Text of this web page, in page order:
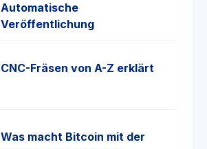
Automatische
Veröffentlichung
CNC-Fräsen von A-Z erklärt
Was macht Bitcoin mit der